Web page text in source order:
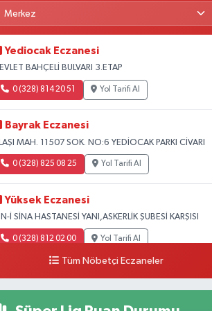
Yediocak Eczanesi
BAHÇELİ BULVARI 3.ETAP
0 (328) 814 20 51 Yol Tarifi Al
Bayrak Eczanesi
MAH. 11507 SOK. NO:6 YEDİOCAK PARKI CİVARI
0 (328) 825 08 25 Yol Tarifi Al
Yüksek Eczanesi
İ SİNA HASTANESİ YANI,ASKERLİK ŞUBESİ KARŞISI
0 (328) 812 02 00 Yol Tarifi Al
Tüm Nöbetçi Eczaneler